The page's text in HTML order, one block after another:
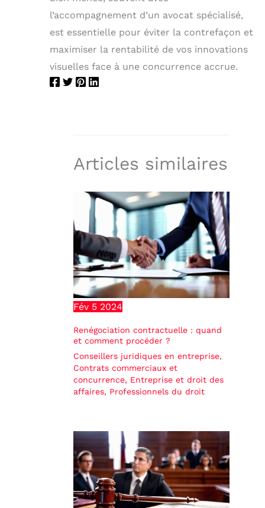
l’accompagnement d’un avocat spécialisé,
est essentielle pour éviter la contrefaçon et
maximiser la rentabilité de vos innovations
visuelles face à une concurrence accrue.
Articles similaires
Fév 5 2024
Renégociation contractuelle : quand
et comment procéder ?
Conseillers juridiques en entreprise,
Contrats commerciaux et
concurrence, Entreprise et droit des
affaires, Professionnels du droit